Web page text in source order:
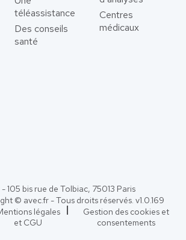
téléassistance
Des conseils
santé
Centres
médicaux
105 bis rue de Tolbiac, 75013 Paris
© avec.fr - Tous droits réservés. v1.0.169
légales
et CGU
Gestion des cookies et
consentements